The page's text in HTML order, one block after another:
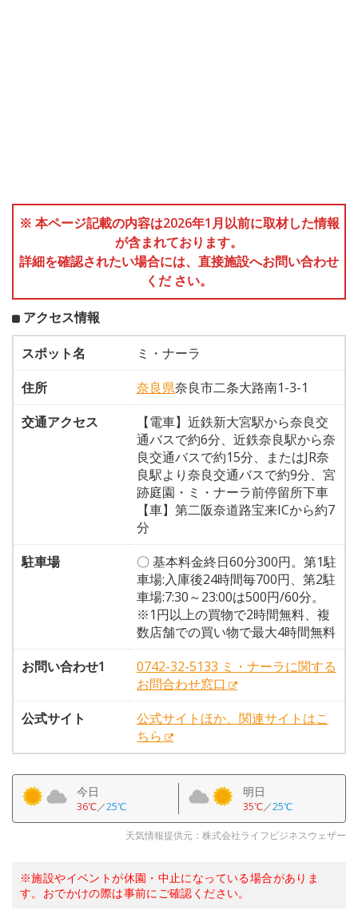
※ 本ページ記載の内容は2026年1月以前に取材した情報
が含まれております。
詳細を確認されたい場合には、直接施設へお問い合わせ
くだ さい。
アクセス情報
スポット名
ミ・ナーラ
住所
奈良県奈良市二条大路南1-3-1
交通アクセス
【電車】近鉄新大宮駅から奈良交
通バスで約6分、近鉄奈良駅から奈
良交通バスで約15分、またはJR奈
良駅より奈良交通バスで約9分、宮
跡庭園・ミ・ナーラ前停留所下車
【車】第二阪奈道路宝来ICから約7
分
駐車場
〇 基本料金終日60分300円。第1駐
車場:入庫後24時間毎700円、第2駐
車場:7:30～23:00は500円/60分。
※1円以上の買物で2時間無料、複
数店舗での買い物で最大4時間無料
お問い合わせ1
0742-32-5133 ミ・ナーラに関する
お問合わせ窓口
公式サイト
公式サイトほか、関連サイトはこ
ちら
今日
36℃／25℃
明日
35℃／25℃
天気情報提供元：株式会社ライフビジネスウェザー
※施設やイベントが休園・中止になっている場合がありま
す。おでかけの際は事前にご確認ください。